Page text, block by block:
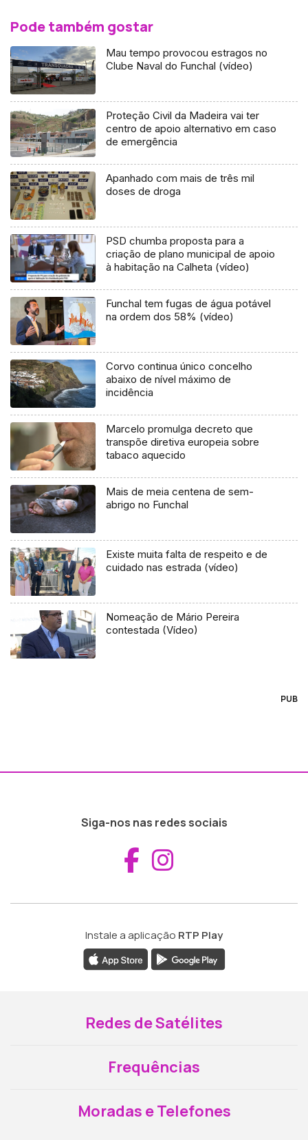
Pode também gostar
Mau tempo provocou estragos no
Clube Naval do Funchal (vídeo)
Proteção Civil da Madeira vai ter
centro de apoio alternativo em caso
de emergência
Apanhado com mais de três mil
doses de droga
PSD chumba proposta para a
criação de plano municipal de apoio
à habitação na Calheta (vídeo)
Funchal tem fugas de água potável
na ordem dos 58% (vídeo)
Corvo continua único concelho
abaixo de nível máximo de
incidência
Marcelo promulga decreto que
transpõe diretiva europeia sobre
tabaco aquecido
Mais de meia centena de sem-
abrigo no Funchal
Existe muita falta de respeito e de
cuidado nas estrada (vídeo)
Nomeação de Mário Pereira
contestada (Vídeo)
PUB
Siga-nos nas redes sociais
Aceder ao
Instale a aplicação RTP Play
Redes de Satélites
Frequências
Moradas e Telefones